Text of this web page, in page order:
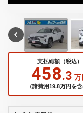
支払総額（税込）
458.3 万
（諸費用19.8万円を含